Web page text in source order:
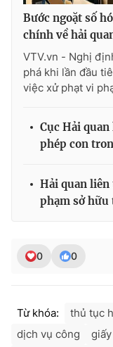
Ðiện thoại Thời báo
Email: toasoan@vtv.vn
thuận bằng văn bản.
Bước ngoặt số
chính về hải
VTV.vn - Nghị
phá khi lần đầu
việc xử phạt vi
Cục Hải
phép con
Hải quan liên
phạm sở hữu
0 0
Từ khóa: thủ tục
dịch vụ công